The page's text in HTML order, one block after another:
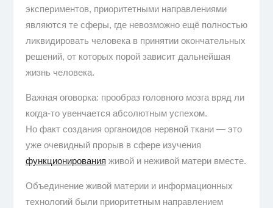
экспериментов, приоритетными направлениями
являются те сферы, где невозможно ещё полностью
ликвидировать человека в принятии окончательных
решений, от которых порой зависит дальнейшая
жизнь человека.
Важная оговорка: прообраз головного мозга вряд ли
когда-то увенчается абсолютным успехом.
Но факт создания органоидов нервной ткани — это
уже очевидный прорыв в сфере изучения
функционирования живой и неживой матери вместе.
Объединение живой материи и информационных
технологий были приоритетным направлением